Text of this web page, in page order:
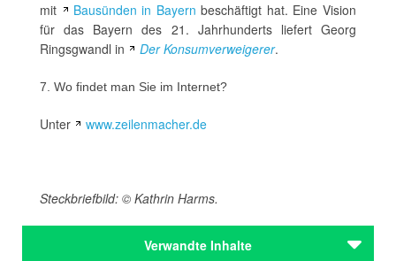
mit
Bausünden in Bayern beschäftigt hat. Eine Vision
für das Bayern des 21. Jahrhunderts liefert Georg
Ringsgwandl in
Der Konsumverweigerer.
7. Wo findet man Sie im Internet?
Unter www.zeilenmacher.de
Steckbriefbild: © Kathrin Harms.
Verwandte Inhalte